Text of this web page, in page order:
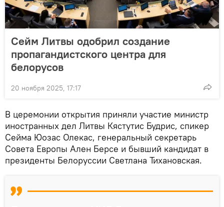
Сейм Литвы одобрил создание
пропагандистского центра для
белорусов
20 ноября 2025, 17:17
В церемонии открытия приняли участие министр
иностранных дел Литвы Кястутис Будрис, спикер
Сейма Юозас Олекас, генеральный секретарь
Совета Европы Ален Берсе и бывший кандидат в
президенты Белоруссии Светлана Тихановская.